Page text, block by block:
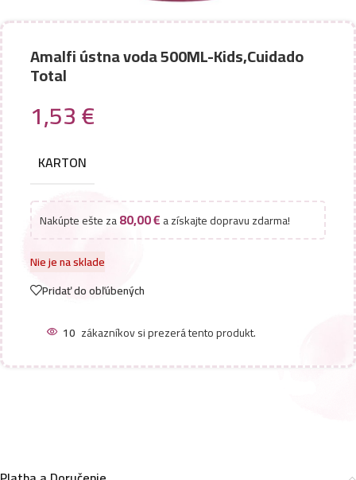
Amalfi ústna voda 500ML-Kids,Cuidado
Total
1,53€
KARTON
Nakúpte ešte za80,00€a získajte dopravu zdarma!
Nie je na sklade
Pridať do obľúbených
10 zákazníkov si prezerá tento produkt.